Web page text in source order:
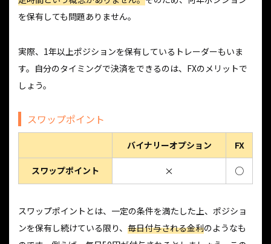
を保有しても問題ありません。
実際、1年以上ポジションを保有しているトレーダーもいま
す。自分のタイミングで決済をできるのは、FXのメリットで
しょう。
スワップポイント
バイナリーオプション FX
スワップポイント × ○
スワップポイントとは、一定の条件を満たした上、ポジショ
ンを保有し続けている限り、 毎日付与される金利のようなも